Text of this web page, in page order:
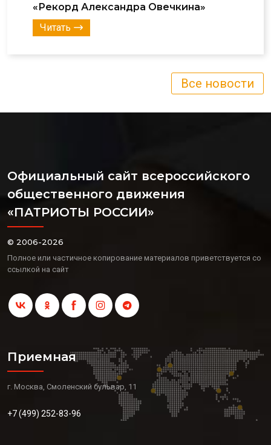
«Рекорд Александра Овечкина»
Читать
Все новости
Официальный сайт всероссийского
общественного движения
«ПАТРИОТЫ РОССИИ»
© 2006-2026
Полное или частичное копирование материалов приветствуется со
ссылкой на сайт
Приемная
г. Москва, Смоленский бульвар, 11
+7 (499) 252-83-96